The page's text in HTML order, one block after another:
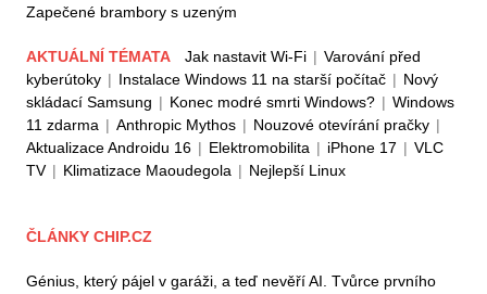
Zapečené brambory s uzeným
AKTUÁLNÍ TÉMATA Jak nastavit Wi-Fi | Varování před
kyberútoky | Instalace Windows 11 na starší počítač | Nový
skládací Samsung | Konec modré smrti Windows? | Windows
11 zdarma | Anthropic Mythos | Nouzové otevírání pračky |
Aktualizace Androidu 16 | Elektromobilita | iPhone 17 | VLC
TV | Klimatizace Maoudegola | Nejlepší Linux
ČLÁNKY CHIP.CZ
Génius, který pájel v garáži, a teď nevěří AI. Tvůrce prvního